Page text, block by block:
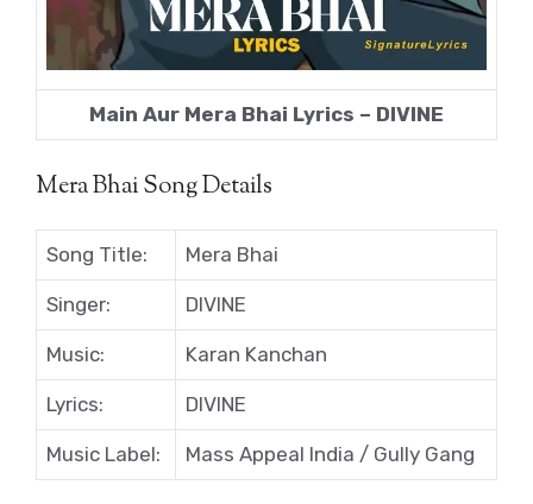
Main Aur Mera Bhai Lyrics – DIVINE
Mera Bhai Song Details
Song Title: Mera Bhai
Singer: DIVINE
Music: Karan Kanchan
Lyrics: DIVINE
Music Label: Mass Appeal India / Gully Gang